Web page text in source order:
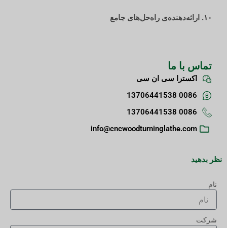
۱۰. ارائه‌دهنده‌ی راه‌حل‌های جامع
تماس با ما
اکسترا سی ان سی
0086 13706441538
0086 13706441538
info@cncwoodturninglathe.com
نظر بدهید
نام
شرکت